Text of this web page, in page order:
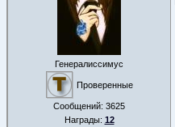
Генералиссимус
Проверенные
Сообщений: 3625
Награды: 12